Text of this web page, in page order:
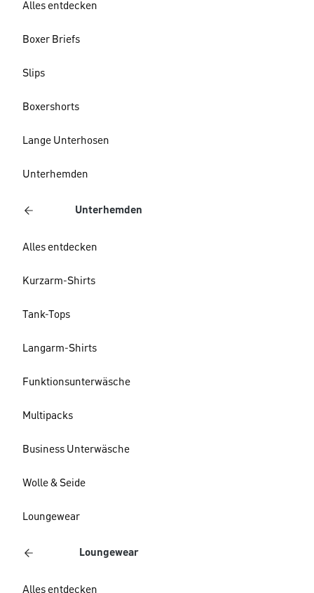
Alles entdecken
Boxer Briefs
Slips
Boxershorts
Lange Unterhosen
Unterhemden
Unterhemden
Alles entdecken
Kurzarm-Shirts
Tank-Tops
Langarm-Shirts
Funktionsunterwäsche
Multipacks
Business Unterwäsche
Wolle & Seide
Loungewear
Loungewear
Alles entdecken